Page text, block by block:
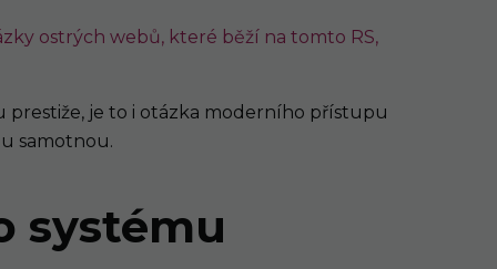
ostrých webů, které běží na tomto RS,
prestiže, je to i otázka moderního přístupu
samotnou.
systému